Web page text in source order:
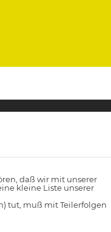
daß wir mit unserer
kleine Liste unserer
tut, muß mit Teilerfolgen